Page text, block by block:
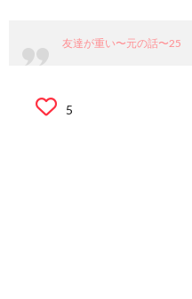
友達が重い〜元の話〜25
5